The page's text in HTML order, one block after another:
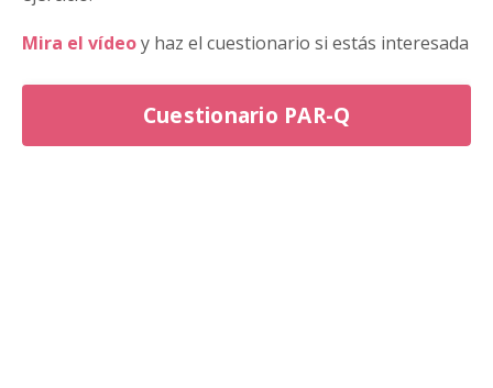
Mira el vídeoy haz el cuestionario si estás interesada
Cuestionario PAR-Q